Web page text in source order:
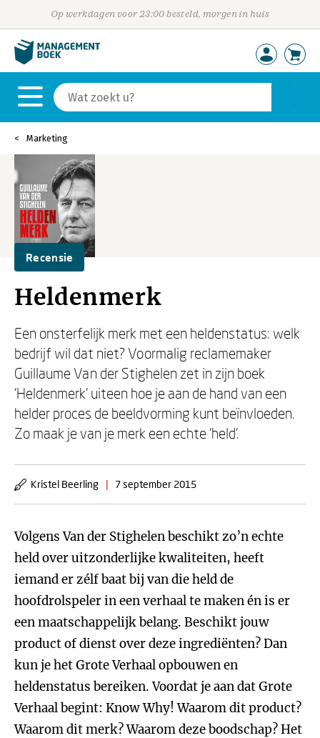
Op werkdagen voor 23:00 besteld, morgen in huis
Marketing
Recensie
Heldenmerk
Een onsterfelijk merk met een heldenstatus: welk
bedrijf wil dat niet? Voormalig reclamemaker
Guillaume Van der Stighelen zet in zijn boek
‘Heldenmerk’ uiteen hoe je aan de hand van een
helder proces de beeldvorming kunt beïnvloeden.
Zo maak je van je merk een echte ‘held’.
Kristel Beerling | 7 september 2015
Volgens Van der Stighelen beschikt zo’n echte
held over uitzonderlijke kwaliteiten, heeft
iemand er zélf baat bij van die held de
hoofdrolspeler in een verhaal te maken én is er
een maatschappelijk belang. Beschikt jouw
product of dienst over deze ingrediënten? Dan
kun je het Grote Verhaal opbouwen en
heldenstatus bereiken. Voordat je aan dat Grote
Verhaal begint: Know Why! Waarom dit product?
Waarom dit merk? Waarom deze boodschap? Het